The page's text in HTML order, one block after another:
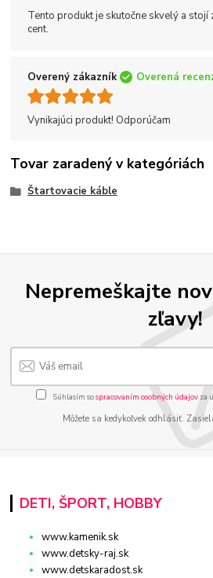
Tento produkt je skutočne skvelý a stojí
cent.
Overený zákazník Overená
Vynikajúci produkt! Odporúčam
Tovar zaradený v kategóriách
Štartovacie káble
Nepremeškajte
zľavy!
Súhlasím sospracovaním osobných údajov za
Môžete sa kedykoľvek odhlásiť.
DETI, ŠPORT, HOBBY
www.kamenik.sk
www.detsky-raj.sk
www.detskaradost.sk